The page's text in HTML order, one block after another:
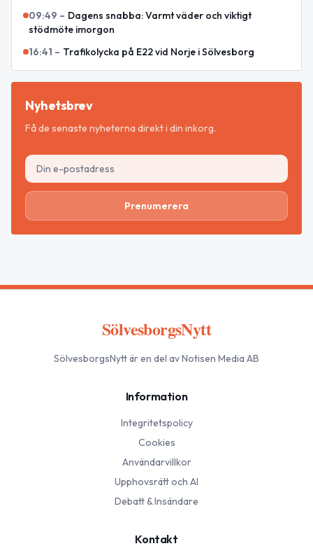
09:49 – Dagens snabba: Varmt väder och viktigt
stödmöte imorgon
16:41 – Trafikolycka på E22 vid Norje i Sölvesborg
Nyhetsbrev
Få de senaste nyheterna direkt i din inkorg.
Prenumerera
SölvesborgsNytt
SölvesborgsNyttär en del av Notisen Media AB
Information
Integritetspolicy
Cookies
Användarvillkor
Upphovsrätt och AI
Debatt & Insändare
Kontakt